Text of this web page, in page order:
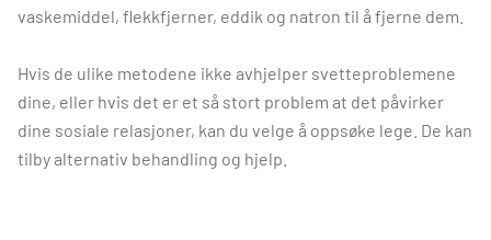
vaskemiddel, flekkfjerner, eddik og natron til å fjerne dem.
Hvis de ulike metodene ikke avhjelper svetteproblemene
dine, eller hvis det er et så stort problem at det påvirker
dine sosiale relasjoner, kan du velge å oppsøke lege. De kan
tilby alternativ behandling og hjelp.